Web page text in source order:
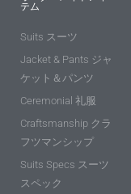
テム
Suits スーツ
Jacket & Pants ジャ
ケット＆パンツ
Ceremonial 礼服
Craftsmanship クラ
フツマンシップ
Suits Specs スーツ
スペック